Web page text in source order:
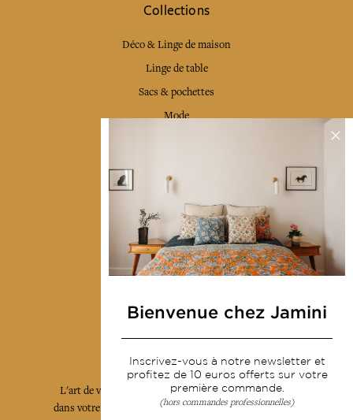
Collections
Déco & Linge de maison
Linge de table
Sacs & pochettes
Mode
Livraison & retour
CGV
Devenir revendeur
Notre communauté
L'art de vivre JAMINI raconté avec poésie et élégance
dans votre boîte mail. Inscrivez vous à notre newsletter
Bienvenue chez Jamini
Inscrivez-vous à notre newsletter et
profitez de 10 euros offerts sur votre
première commande.
(hors commandes professionnelles)